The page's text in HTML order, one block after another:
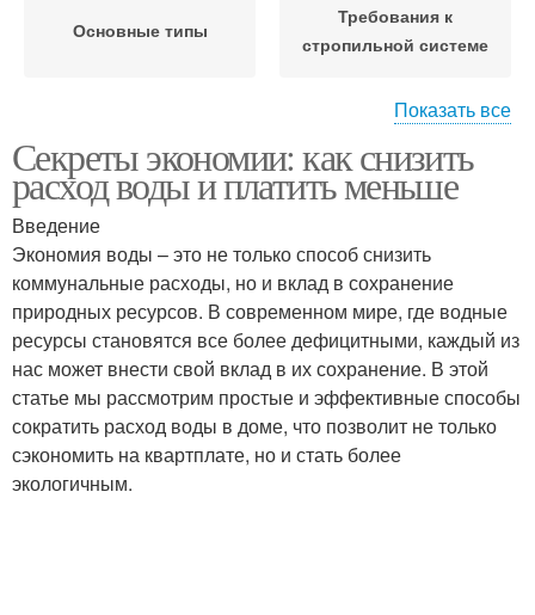
Основные типы
Требования к
стропильной системе
Основные принципы
подъемнику
Технические
требования
Требования к
лестницам
Требования для
хранения
Требования к
металлическим печам
Показать все
Секреты экономии: как снизить
расход воды и платить меньше
Введение
Экономия воды – это не только способ снизить
коммунальные расходы, но и вклад в сохранение
природных ресурсов. В современном мире, где водные
ресурсы становятся все более дефицитными, каждый из
нас может внести свой вклад в их сохранение. В этой
статье мы рассмотрим простые и эффективные способы
сократить расход воды в доме, что позволит не только
сэкономить на квартплате, но и стать более
экологичным.